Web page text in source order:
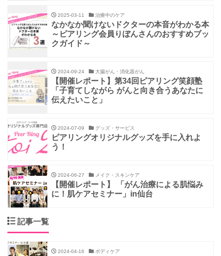
2025-03-11 治療中のケア
なかなか聞けないドクターの本音がわかる本
～ピアリング会員りぼんさんのおすすめブッ
クガイド～
2024-09-24 大腸がん・消化器がん
【開催レポート】第34回ピアリング笑顔塾
「子育てしながら がんと向き合うあなたに
伝えたいこと」
2024-07-09 グッズ・サービス
ピアリングオリジナルグッズを手に入れよ
う！
2024-06-27 メイク・スキンケア
【開催レポート】 「がん治療による肌悩み
に！肌ケアセミナー」in仙台
記事一覧
2024-04-16 ボディケア